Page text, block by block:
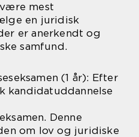
mest
en juridisk
er anerkendt og
samfund.
(1 år): Efter
kandidatuddannelse
Denne
om lov og juridiske